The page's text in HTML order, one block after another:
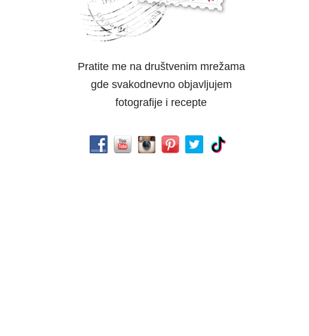
Pratite me na društvenim mrežama
gde svakodnevno objavljujem
fotografije i recepte